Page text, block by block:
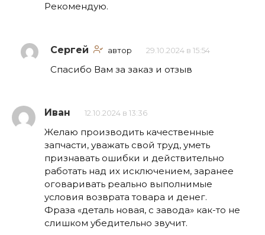
Рекомендую.
Сергей автор 29.10.2024 в 15:54
Спасибо Вам за заказ и отзыв
Иван 12.10.2024 в 13:36
Желаю производить качественные
запчасти, уважать свой труд, уметь
признавать ошибки и действительно
работать над их исключением, заранее
оговаривать реально выполнимые
условия возврата товара и денег.
Фраза «деталь новая, с завода» как-то не
слишком убедительно звучит.